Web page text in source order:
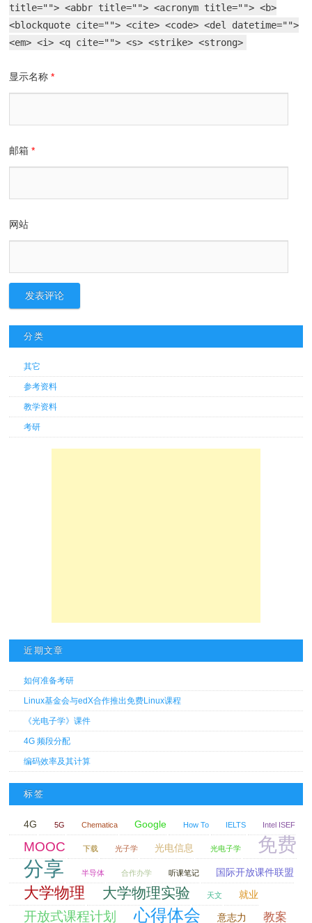
title=""> <abbr title=""> <acronym title=""> <b>
<blockquote cite=""> <cite> <code> <del datetime="">
<em> <i> <q cite=""> <s> <strike> <strong>
显示名称*
邮箱*
网站
分类
其它
参考资料
教学资料
考研
近期文章
如何准备考研
Linux基金会与edX合作推出免费Linux课程
《光电子学》课件
4G 频段分配
编码效率及其计算
标签
4G 5G Chematica Google How To IELTS Intel ISEF
MOOC 下载 光子学 光电信息 光电子学 免费
分享 半导体 合作办学 听课笔记 国际开放课件联盟
大学物理 大学物理实验 天文 就业
开放式课程计划 心得体会 意志力 教案